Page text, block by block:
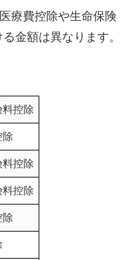
療費控除や生命保険
金額は異なります。
控除
除
控除
控除
除